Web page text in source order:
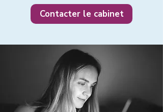
Contacter le cabinet